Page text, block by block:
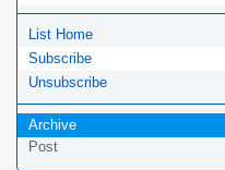
List Home
Subscribe
Unsubscribe
Archive
Post